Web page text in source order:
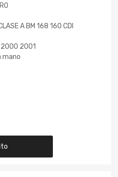
A BM 168 160 CDI
2001
mano